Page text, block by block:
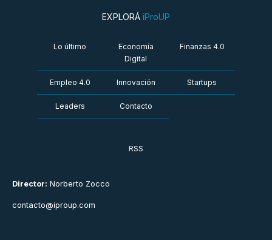
Director: Norberto Zocco
contacto@iproup.com
EXPLORÁ iProUP
Lo último
Economía
Digital
Finanzas 4.0
Empleo 4.0 Innovación Startups
Leaders Contacto
RSS